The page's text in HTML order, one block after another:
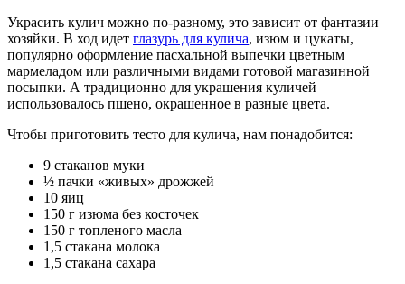
Украсить кулич можно по-разному, это зависит от фантазии
хозяйки. В ход идет глазурь для кулича, изюм и цукаты,
популярно оформление пасхальной выпечки цветным
мармеладом или различными видами готовой магазинной
посыпки. А традиционно для украшения куличей
использовалось пшено, окрашенное в разные цвета.
Чтобы приготовить тесто для кулича, нам понадобится:
9 стаканов муки
½ пачки «живых» дрожжей
10 яиц
150 г изюма без косточек
150 г топленого масла
1,5 стакана молока
1,5 стакана сахара